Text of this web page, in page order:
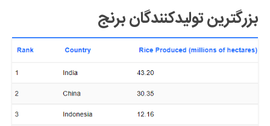
بزرگترین تولیدکنندگان برنج